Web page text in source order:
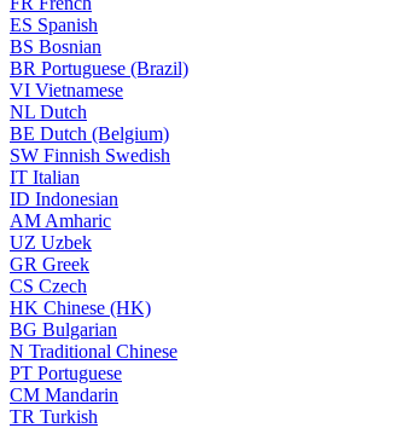
ES Spanish
BS Bosnian
BR Portuguese (Brazil)
VI Vietnamese
NL Dutch
BE Dutch (Belgium)
SW Finnish Swedish
IT Italian
ID Indonesian
AM Amharic
UZ Uzbek
GR Greek
CS Czech
HK Chinese (HK)
BG Bulgarian
N Traditional Chinese
PT Portuguese
CM Mandarin
TR Turkish